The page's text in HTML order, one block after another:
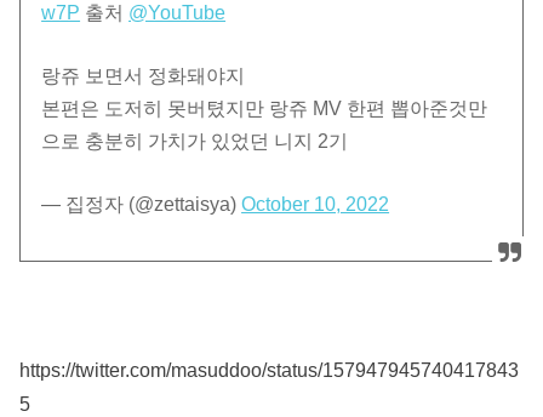
w7P 출처 @YouTube
랑쥬 보면서 정화돼야지
본편은 도저히 못버텼지만 랑쥬 MV 한편 뽑아준것만
으로 충분히 가치가 있었던 니지 2기
— 집정자 (@zettaisya)October 10, 2022
https://twitter.com/masuddoo/status/157947945740417843
5